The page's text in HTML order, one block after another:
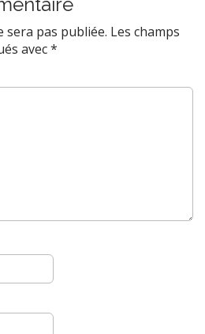
sera pas publiée. Les champs
avec*